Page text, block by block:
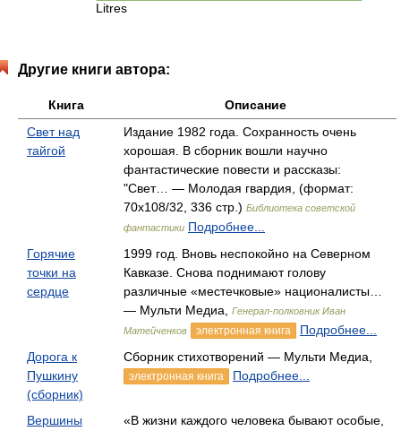
Litres
Другие книги автора:
Книга
Описание
Свет над
тайгой
Издание 1982 года. Сохранность очень
хорошая. В сборник вошли научно
фантастические повести и рассказы:
"Свет… — Молодая гвардия, (формат:
70x108/32, 336 стр.) Библиотека советской
фантастики Подробнее...
Горячие
точки на
сердце
1999 год. Вновь неспокойно на Северном
Кавказе. Снова поднимают голову
различные «местечковые» националисты…
— Мульти Медиа,
Генерал-полковник Иван
Матейченков
электронная книга
Подробнее...
Дорога к
Пушкину
(сборник)
Сборник стихотворений — Мульти Медиа,
электронная книга Подробнее...
Вершины
«В жизни каждого человека бывают особые,